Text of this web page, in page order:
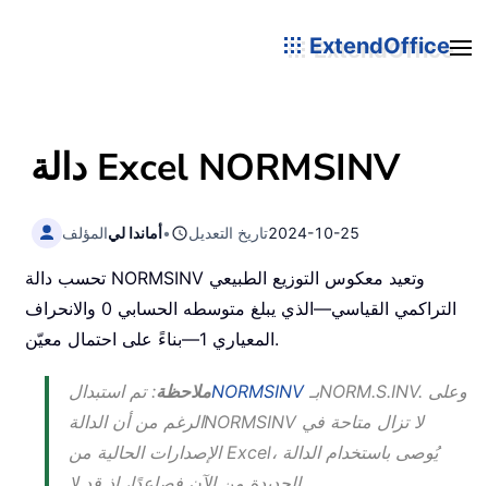
ExtendOffice
دالة Excel NORMSINV
المؤلفأماندا لي• تاريخ التعديل2024-10-25
تحسب دالة NORMSINV وتعيد معكوس التوزيع الطبيعي
التراكمي القياسي—الذي يبلغ متوسطه الحسابي 0 والانحراف
المعياري 1—بناءً على احتمال معيّن.
ملاحظة: تم استبدال NORMSINV بـNORM.S.INV. وعلى
الرغم من أن الدالةNORMSINVلا تزال متاحة في
الإصدارات الحالية من Excel، يُوصى باستخدام الدالة